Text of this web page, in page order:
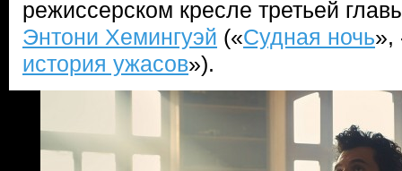
режиссерском кресле третьей
Энтони Хемингуэй («Судная ночь»,
история ужасов»).